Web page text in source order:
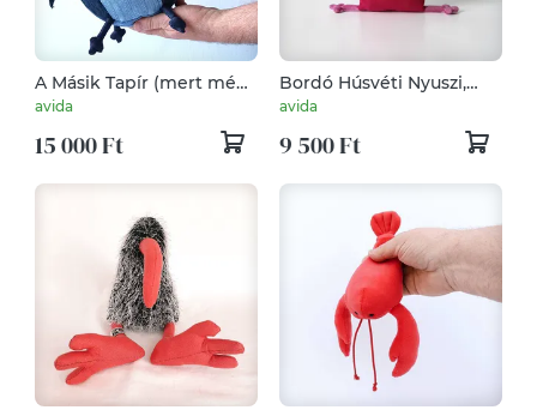
A Másik Tapír (mert még
egy van),
Farmertapír,
Nadrágokból készített
kövér növényevő
avida
15 000 Ft
Bordó Húsvéti Nyuszi,
Puha Plüss Muma
avida
9 500 Ft